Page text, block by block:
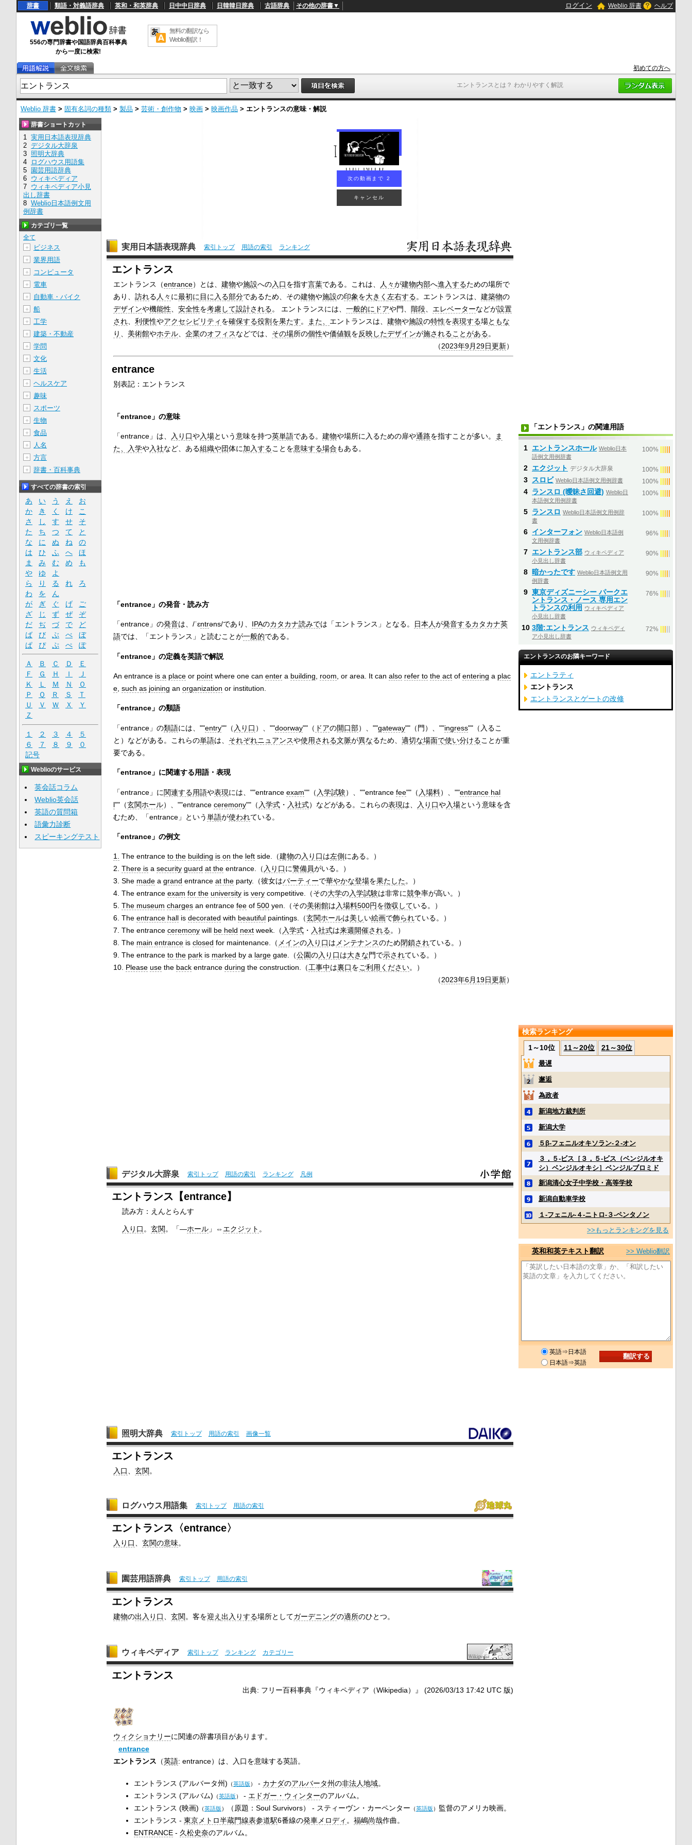
エントランスとは？ わかりやすく解説
辞書 類語・対義語辞典 英和・和英辞典 日中中日辞典 日韓韓日辞典 古語辞典 その他の辞書▼ ログイン Weblio 辞書 ヘルプ
556の専門辞書や国語辞典百科事典
から一度に検索!
無料の翻訳なら
Weblio翻訳！
初めての方へ
Weblio 辞書 > 固有名詞の種類 > 製品 > 芸術・創作物 > 映画 > 映画作品 > エントランスの意味・解説
次の動画まで 1
キャンセル
実用日本語表現辞典 索引トップ 用語の索引 ランキング
エントランス
エントランス（entrance）とは、 建物や施設への入口を指す言葉である。これは、 人々が建物内部へ進入するための場所で
あり、 訪れる 人々 に最初に 目に入る部分であるため、その建物や施設の印象を大きく 左右する。エントランスは、 建築物の
デザインや機能性 安全性を考慮して設計される。 エントランスには、 一般的に ドアや門、 階段、 エレベーターなどが設置
され、 利便性やアクセシビリティ を確保する役割を果たす。 また、 エントランスは、 建物や施設の特性を表現する場ともな
り
美術館やホテル、 企業のオフィスなどでは、 その場所の個性や価値観を反映したデザインが施されることがある。
（2023年9月29日更新）
entrance
別表記： エントランス
「entrance」の意味
「entrance」は、 入り口や入場という意味を持つ英単語である。 建物や場所に入るための扉や通路を指すことが多い。
ま
た、
入学や入社など、ある組織や団体に加入することを意味する場合もある。
「entrance」の発音・読み方
「entrance」の発音は、/ˈɛntrəns/であり、 IPAのカタカナ読みでは「エントランス」となる。 日本人が発音するカタカナ英
語では、「エントランス」と読むことが一般的である。
「entrance」の定義を英語で解説
An entrance is a placeor pointwhere one can entera building room , or area. It can also refer to the actof entering a plac
e, such as joining an organization or institution.
「entrance」の類語
「entrance」の類語には、""entry""（ 入り口 ）、""doorway""（ ドアの開口部）、""gateway""（門）、""ingress""（入るこ
と）などがある。これらの単語は、 それぞれニュアンスや使用される文脈が異なるため、 適切な場面で使い分けることが重
要である。
「entrance」に関連する用語・表現
「entrance」に関連する用語や表現には、""entrance exam""（ 入学試験）、""entrance fee""（ 入場料）、""entrance hal
l""（玄関ホール）、""entrance ceremony""（ 入学式・ 入社式）などがある。これらの表現は、 入り口や入場という意味を含
むため、「entrance」という単語が使われている。
「entrance」の例文
1. The entrance to the building is on the leftside.（建物の入り口は左側にある。）
2. There isa security guard at theentrance.（ 入り口に警備員がいる。）
3. She madea grand entrance at theparty.（彼女はパーティーで華やかな登場を果たした。）
4. The entrance exam for the universityis verycompetitive.（その大学の入学試験は非常に競争率が高い。）
5. The museum chargesan entrance feeof 500yen.（その美術館は入場料500円を徴収している。）
6. The entrance hallis decorated with beautifulpaintings.（玄関ホールは美しい絵画で飾られている。）
7. The entrance ceremonywill be held nextweek.（ 入学式・ 入社式は来週開催される。）
8. The main entranceis closed for maintenance.（ メインの入り口はメンテナンスのため閉鎖されている。）
9. The entrance to the parkis marked by a largegate.（公園の入り口は大きな門で示されている。）
10. Please usethe backentrance during the construction.（工事中は裏口をご利用 ください。）
（2023年6月19日更新）
デジタル大辞泉 索引トップ 用語の索引 ランキング 凡例
エントランス【entrance】
読み方：えんとらんす
入り口。玄関。「―ホール 」⇔ エクジット 。
照明大辞典 索引トップ 用語の索引 画像一覧
エントランス
入口、 玄関。
ログハウス用語集 索引トップ 用語の索引
エントランス〈entrance〉
入り口、 玄関の意味。
園芸用語辞典 索引トップ 用語の索引
エントランス
建物の出入り口、 玄関。客を迎え 出入りする場所としてガーデニングの適所のひとつ。
ウィキペディア 索引トップ ランキング カテゴリー
エントランス
出典: フリー百科事典『ウィキペディア（Wikipedia）』 (2026/03/13 17:42 UTC 版)
ウィクショナリーに関連の辞書項目があります。
entrance
エントランス （英語: entrance）は、入口を意味する英語。
エントランス (アルバータ州) （英語版） - カナダのアルバータ州の非法人地域。
エントランス (アルバム) （英語版） - エドガー・ウィンターのアルバム。
エントランス (映画) （英語版） （原題：Soul Survivors） - スティーヴン・カーペンター （英語版） 監督のアメリカ映画。
エントランス - 東京メトロ半蔵門線表参道駅6番線の発車メロディ 。 福嶋尚哉作曲。
ENTRANCE- 久松史奈のアルバム。
辞書ショートカット
1 実用日本語表現辞典
2 デジタル大辞泉
3 照明大辞典
4
ログハウス用語集
5 園芸用語辞典
6 ウィキペディア
7 ウィキペディア小見
出し辞書
8 Weblio日本語例文用
例辞書
カテゴリ一覧
全て
＋
ビジネス
＋ 業界用語
＋ コンピュータ
＋ 電車
＋ 自動車・バイク
＋ 船
＋ 工学
＋ 建築・不動産
＋ 学問
＋ 文化
＋ 生活
＋ ヘルスケア
＋ 趣味
＋ スポーツ
＋ 生物
＋ 食品
＋ 人名
＋ 方言
＋ 辞書・百科事典
すべての辞書の索引
あ い う え
お
か
き く け
こ
さ
し す せ
そ
た
ち つ て
と
な
に ぬ ね
の
は
ひ ふ へ
ほ
ま
み む め
も
や
ゆ
よ
ら
り る れ
ろ
わ
を
ん
が
ぎ ぐ げ
ご
ざ
じ ず ぜ
ぞ
だ
ぢ づ で
ど
ば
び ぶ べ
ぼ
ぱ
ぴ ぷ ぺ ぽ
Ａ Ｂ Ｃ Ｄ
Ｅ
Ｆ
Ｇ Ｈ Ｉ
Ｊ
Ｋ
Ｌ Ｍ Ｎ
Ｏ
Ｐ
Ｑ Ｒ Ｓ
Ｔ
Ｕ
Ｖ Ｗ Ｘ
Ｙ
Ｚ
１ ２ ３ ４
５
６
７ ８ ９
０
記号
Weblioのサービス
英会話コラム
Weblio英会話
英語の質問箱
語彙力診断
スピーキングテスト
「エントランス」の関連用語
1 エントランスホール Weblio日本
語例文用例辞書
100%
2 エクジット デジタル大辞泉 100%
3 スロビ Weblio日本語例文用例辞書 100%
4 ランスロ (曖昧さ回避) Weblio日
本語例文用例辞書
100%
5 ランスロ Weblio日本語例文用例辞
書
100%
6 インターフォン Weblio日本語例
文用例辞書
96%
7 エントランス部 ウィキペディア
小見出し辞書
90%
8 暗かったです Weblio日本語例文用
例辞書
90%
9 東京ディズニーシー パークエ
ントランス・ノース 専用エン
トランスの利用 ウィキペディア
小見出し辞書
76%
10 3階:エントランス ウィキペディ
ア小見出し辞書
72%
エントランスのお隣キーワード
エントラティ
エントランス
エントランスとゲートの改修
検索ランキング
1～10位
11～20位 21～30位
最遅
邂逅
為政者
新潟地方裁判所
新潟大学
５β‐フェニルオキソラン‐２‐オン
３，５‐ビス［３，５‐ビス（ベンジルオキ
シ）ベンジルオキシ］ベンジルブロミド
新潟清心女子中学校・高等学校
新潟自動車学校
１‐フェニル‐４‐ニトロ‐３‐ペンタノン
>>もっとランキングを見る
英和和英テキスト翻訳 >> Weblio翻訳
英語⇒日本語
日本語⇒英語